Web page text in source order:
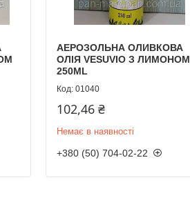
АЕРОЗОЛЬНА ОЛИВКОВА
ОЛІЯ VESUVIO З ЛИМОНОМ
250ML
01040
102,46 ₴
Немає в наявності
+380 (50) 704-02-22